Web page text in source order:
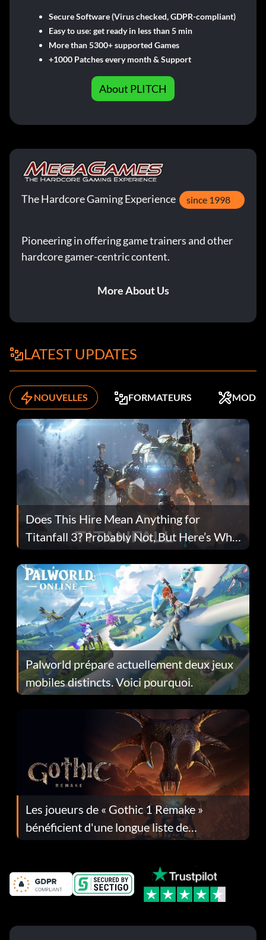
Secure Software (Virus checked, GDPR-compliant)
Easy to use: get ready in less than 5 min
More than 5300+ supported Games
+1000 Patches every month & Support
About PLITCH
The Hardcore Gaming Experience since 1998
Pioneering in offering game trainers and other
hardcore gamer-centric content.
More About Us
LATEST UPDATES
NOUVELLES FORMATEURS MODS
Does This Hire Mean Anything for
Titanfall 3? Probably Not, But Here’s Why
Fans Are Hopeful
Palworld prépare actuellement deux jeux
mobiles distincts. Voici pourquoi.
Les joueurs de « Gothic 1 Remake »
bénéficient d'une longue liste de
corrections dans la mise à jour 1.0.4